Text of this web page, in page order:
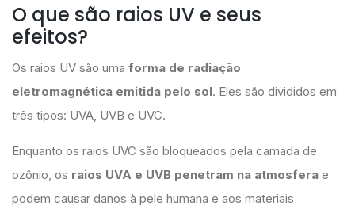
O que são raios UV e seus
efeitos?
Os raios UV são uma forma de radiação
eletromagnética emitida pelo sol. Eles são divididos em
três tipos: UVA, UVB e UVC.
Enquanto os raios UVC são bloqueados pela camada de
ozônio, os raios UVA e UVB penetram na atmosfera e
podem causar danos à pele humana e aos materiais